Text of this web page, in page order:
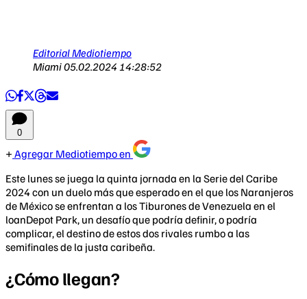
Editorial Mediotiempo
Miami05.02.2024 14:28:52
0
Agregar Mediotiempo en
Este lunes se juega la quinta jornada en la Serie del Caribe
2024 con un duelo más que esperado en el que los Naranjeros
de México se enfrentan a los Tiburones de Venezuela en el
loanDepot Park, un desafío que podría definir, o podría
complicar, el destino de estos dos rivales rumbo a las
semifinales de la justa caribeña.
¿Cómo llegan?